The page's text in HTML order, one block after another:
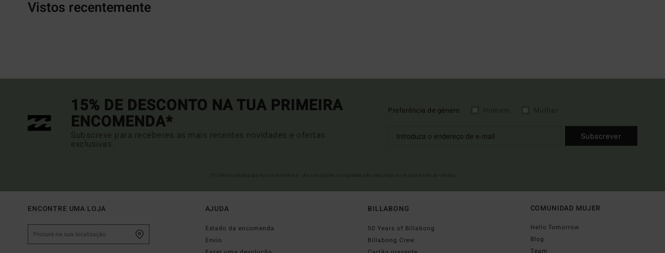
Vistos recentemente
15% DE DESCONTO NA TUA PRIMEIRA
ENCOMENDA*
Subscreve para receberes as mais recentes novidades e ofertas
exclusivas.
Preferência de género
Subscrever
ENCONTRE UMA LOJA AJUDA
Estado da encomenda
Envio
BILLABONG
50 Years of Billabong
Billabong Crew
COMUNIDAD MUJER
Hello Tomorrow
Blog
Team